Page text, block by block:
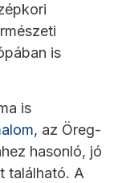
is
is
az Öreg-
hasonló, jó
található. A